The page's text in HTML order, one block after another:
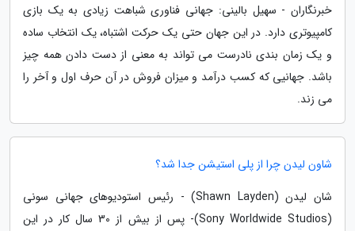
خبرنگاران - سهیل بالینی: جهانی فناوری شباهت زیادی به یک بازی
کامپیوتری دارد. در این جهان حتی یک حرکت اشتباه، یک انتخاب ساده
و یک زمان بندی نادرست می تواند به معنی از دست دادن همه چیز
باشد. جهانیی که کسب درآمد و میزان فروش در آن حرف اول و آخر را
می زند.
شاون لیدن چرا از پلی استیشن جدا شد؟
شان لیدن (Shawn Layden) - رئیس استودیوهای جهانی سونی
(Sony Worldwide Studios)- پس از بیش از 30 سال کار در این